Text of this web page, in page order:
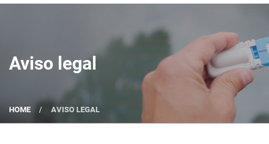
Aviso legal
HOME AVISO LEGAL